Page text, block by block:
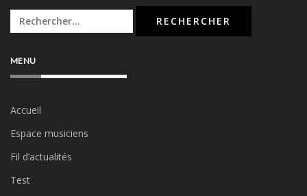
Rechercher :
MENU
Accueil
Espace musiciens
Fil d’actualités
Test